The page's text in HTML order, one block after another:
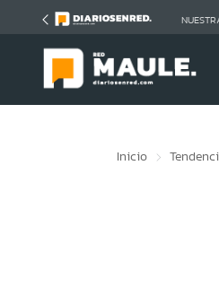
Inicio